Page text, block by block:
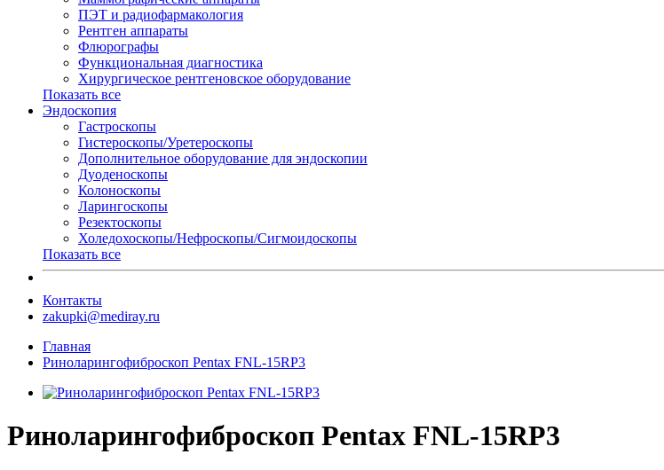
ПЭТ и радиофармакология
Рентген аппараты
Флюрографы
Функциональная диагностика
Хирургическое рентгеновское оборудование
Показать все
Эндоскопия
Гастроскопы
Гистероскопы/Уретероскопы
Дополнительное оборудование для эндоскопии
Дуоденоскопы
Колоноскопы
Ларингоскопы
Резектоскопы
Холедохоскопы/Нефроскопы/Сигмоидоскопы
Показать все
Контакты
zakupki@mediray.ru
Главная
Риноларингофиброскоп Pentax FNL-15RP3
Риноларингофиброскоп Pentax FNL-15RP3